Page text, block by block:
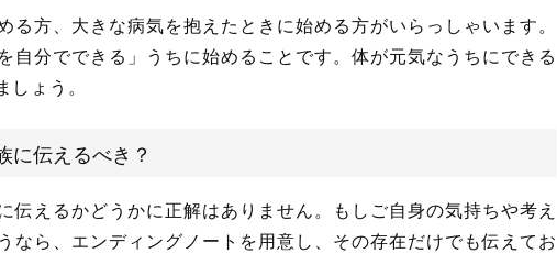
る方、大きな病気を抱えたときに始める方がいらっしゃいます。
自分でできる」うちに始めることです。体が元気なうちにできる
ょう。
に伝えるべき？
伝えるかどうかに正解はありません。もしご自身の気持ちや考え
なら、エンディングノートを用意し、その存在だけでも伝えてお